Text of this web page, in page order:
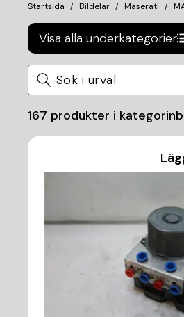
Startsida Bildelar Maserati
Visa alla underkategorier
167 produkter i kategorin